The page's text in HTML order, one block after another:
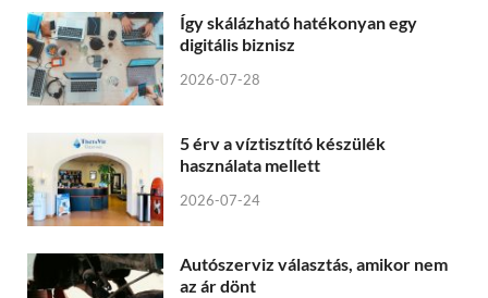
Így skálázható hatékonyan egy
digitális biznisz
2026-07-28
5 érv a víztisztító készülék
használata mellett
2026-07-24
Autószerviz választás, amikor nem
az ár dönt